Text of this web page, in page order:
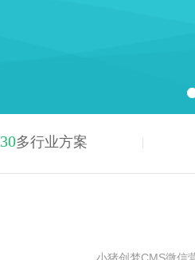
30多行业方案